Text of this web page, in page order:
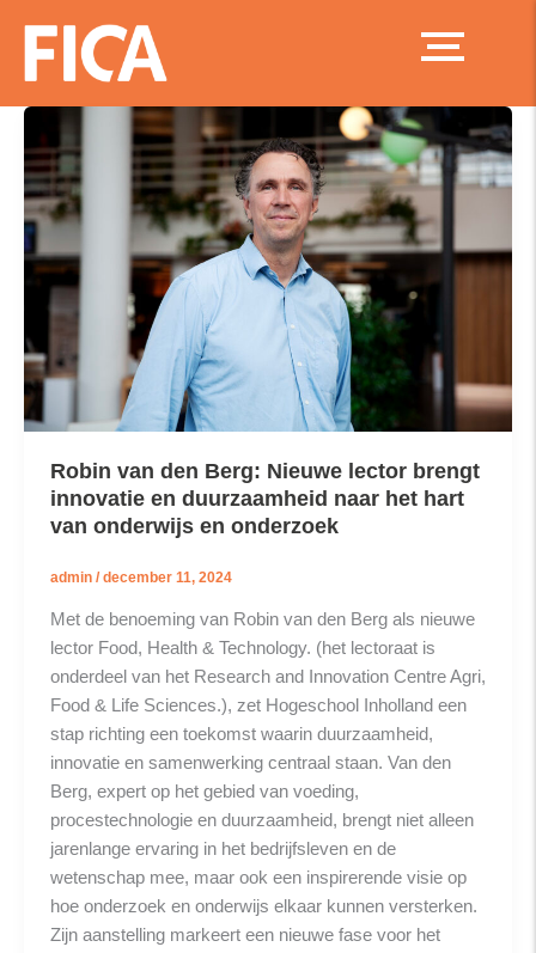
Robin van den Berg: Nieuwe lector brengt
innovatie en duurzaamheid naar het hart
van onderwijs en onderzoek
admin /december 11, 2024
Met de benoeming van Robin van den Berg als nieuwe
lector Food, Health & Technology. (het lectoraat is
onderdeel van het Research and Innovation Centre Agri,
Food & Life Sciences.), zet Hogeschool Inholland een
stap richting een toekomst waarin duurzaamheid,
innovatie en samenwerking centraal staan. Van den
Berg, expert op het gebied van voeding,
procestechnologie en duurzaamheid, brengt niet alleen
jarenlange ervaring in het bedrijfsleven en de
wetenschap mee, maar ook een inspirerende visie op
hoe onderzoek en onderwijs elkaar kunnen versterken.
Zijn aanstelling markeert een nieuwe fase voor het